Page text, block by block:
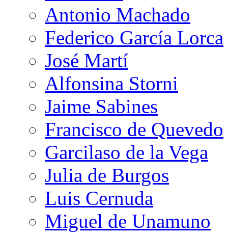
Antonio Machado
Federico García Lorca
José Martí
Alfonsina Storni
Jaime Sabines
Francisco de Quevedo
Garcilaso de la Vega
Julia de Burgos
Luis Cernuda
Miguel de Unamuno